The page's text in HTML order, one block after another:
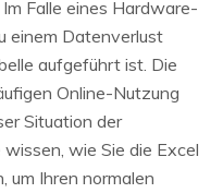
Falle eines Hardware-
einem Datenverlust
aufgeführt ist. Die
Online-Nutzung
Situation der
wie Sie die Excel
um Ihren normalen